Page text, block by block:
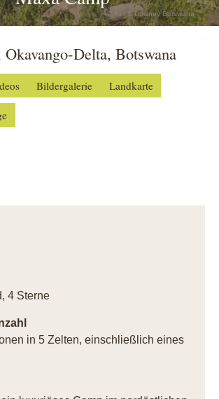
© Ker & Downey Botswana
Delta, Botswana
Bildergalerie Landkarte
4 Sterne
in 5 Zelten, einschließlich eines